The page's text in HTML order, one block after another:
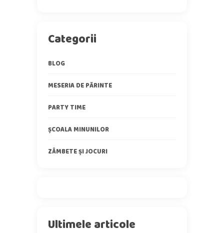
Categorii
BLOG
MESERIA DE PĂRINTE
PARTY TIME
ȘCOALA MINUNILOR
ZÂMBETE ȘI JOCURI
Ultimele articole